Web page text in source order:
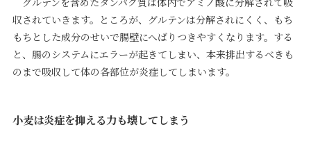
収されていきます。ところが、グルテンは分解されにくく、もち
もちとした成分のせいで腸壁にへばりつきやすくなります。する
と、腸のシステムにエラーが起きてしまい、本来排出するべきも
のまで吸収して体の各部位が炎症してしまいます。
小麦は炎症を抑える力も壊してしまう